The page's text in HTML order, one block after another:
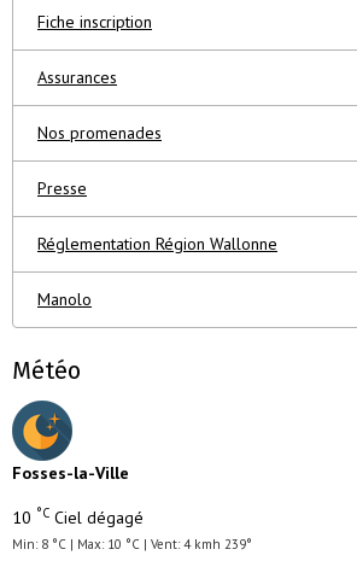
Fiche inscription
Assurances
Nos promenades
Presse
Réglementation Région Wallonne
Manolo
Météo
Fosses-la-Ville
10 °C Ciel dégagé
Min: 8 °C | Max: 10 °C | Vent: 4 kmh 239°